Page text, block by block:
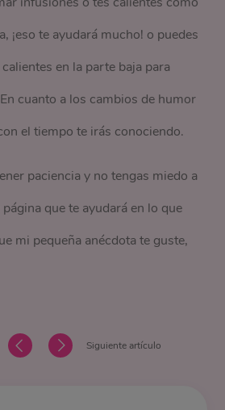
¡eso te ayudará mucho! o puedes
en la parte baja para
cuanto a los cambios de humor
el tiempo te irás conociendo.
paciencia y no tengas miedo a
que te ayudará en lo que
mi pequeña anécdota te guste,
Siguiente artículo